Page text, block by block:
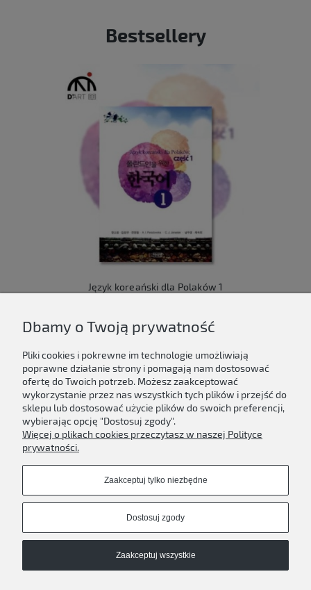
Bestsellery
Język koreański dla Polaków 1
Do koszyka
Newsletter
Podaj swój adres e-mail, jeżeli chcesz otrzymywać
informacje o nowościach i promocjach.
Dbamy o Twoją prywatność
Pliki cookies i pokrewne im technologie umożliwiają
poprawne działanie strony i pomagają nam dostosować
ofertę do Twoich potrzeb. Możesz zaakceptować
wykorzystanie przez nas wszystkich tych plików i przejść do
sklepu lub dostosować użycie plików do swoich preferencji,
wybierając opcję "Dostosuj zgody".
Więcej o plikach cookies przeczytasz w naszej Polityce
prywatności.
Zaakceptuj tylko niezbędne
Dostosuj zgody
Zaakceptuj wszystkie